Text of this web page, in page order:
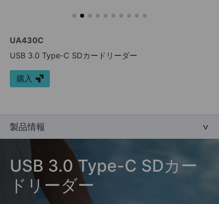
UA430C
USB 3.0 Type-C SDカードリーダー
購入
製品情報
USB 3.0 Type-C SDカー
ドリーダー